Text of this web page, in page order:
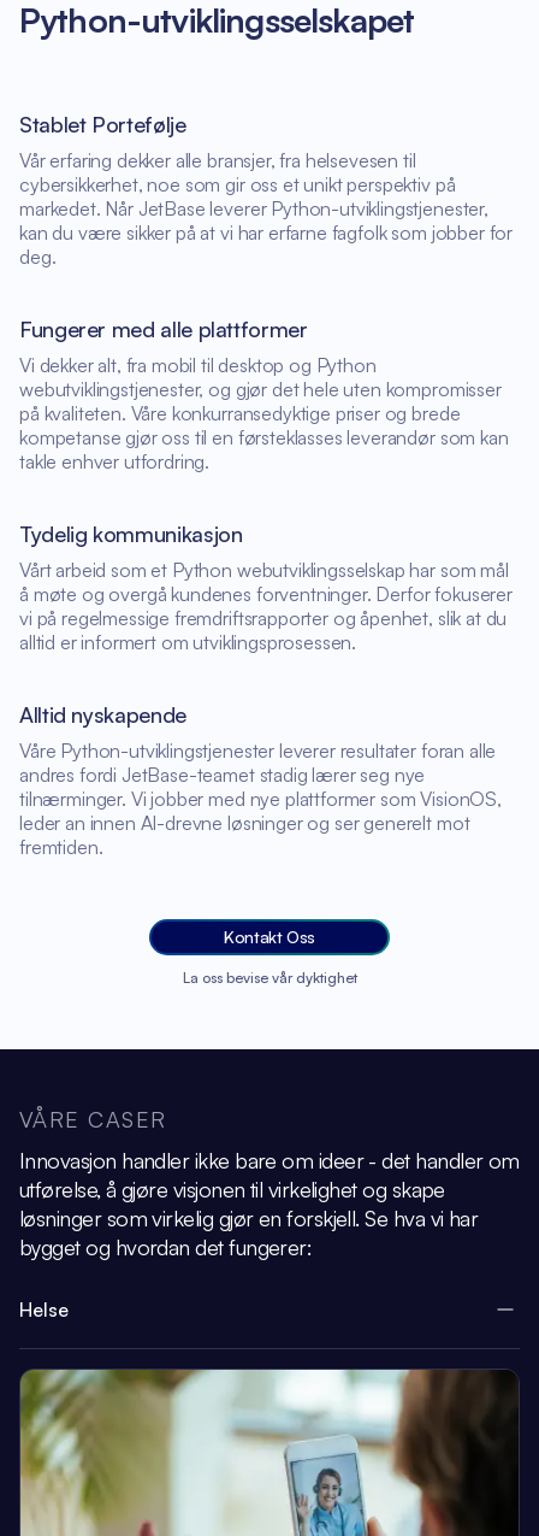
Python-utviklingsselskapet
Stablet Portefølje
Vår erfaring dekker alle bransjer, fra helsevesen til
cybersikkerhet, noe som gir oss et unikt perspektiv på
markedet. Når JetBase leverer Python-utviklingstjenester,
kan du være sikker på at vi har erfarne fagfolk som jobber for
deg.
Fungerer med alle plattformer
Vi dekker alt, fra mobil til desktop og Python
webutviklingstjenester, og gjør det hele uten kompromisser
på kvaliteten. Våre konkurransedyktige priser og brede
kompetanse gjør oss til en førsteklasses leverandør som kan
takle enhver utfordring.
Tydelig kommunikasjon
Vårt arbeid som et Python webutviklingsselskap har som mål
å møte og overgå kundenes forventninger. Derfor fokuserer
vi på regelmessige fremdriftsrapporter og åpenhet, slik at du
alltid er informert om utviklingsprosessen.
Alltid nyskapende
Våre Python-utviklingstjenester leverer resultater foran alle
andres fordi JetBase-teamet stadig lærer seg nye
tilnærminger. Vi jobber med nye plattformer som VisionOS,
leder an innen AI-drevne løsninger og ser generelt mot
fremtiden.
Kontakt Oss
La oss bevise vår dyktighet
VÅRE CASER
Innovasjon handler ikke bare om ideer - det handler om
utførelse, å gjøre visjonen til virkelighet og skape
løsninger som virkelig gjør en forskjell.Se hva vi har
bygget og hvordan det fungerer:
Helse